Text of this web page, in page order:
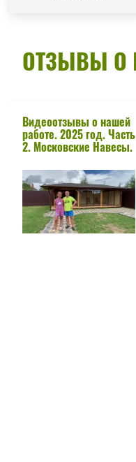
ОТЗЫВЫ О
Видеоотзывы о нашей
работе. 2025 год. Часть
2. Московские Навесы.